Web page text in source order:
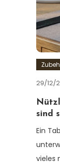
29/12/
sind
Ein
vieles